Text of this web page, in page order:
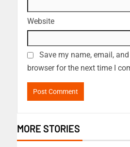
Website
Save my name, email,
browser for the next time I
MORE STORIES